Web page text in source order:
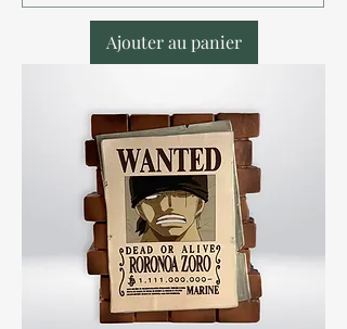
Ajouter au panier